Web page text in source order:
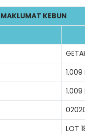
MAKLUMAT KEBUN
1.009
1.009
LOT